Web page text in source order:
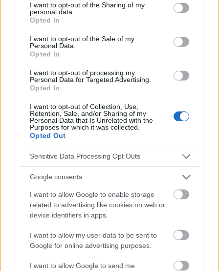
not limited to your visit or usage behaviour. You may click to
grant or deny consent to Google and its third-party tags to
use your data for below specified purposes in below Google
consent section.
I want to opt-out of the Sharing of my
personal data.
Opted In
I want to opt-out of the Sale of my
Personal Data.
Opted In
I want to opt-out of processing my
Personal Data for Targeted Advertising.
Opted In
I want to opt-out of Collection, Use,
Retention, Sale, and/or Sharing of my
Personal Data that Is Unrelated with the
Purposes for which it was collected.
Opted Out
Sensitive Data Processing Opt Outs
Google consents
I want to allow Google to enable storage
related to advertising like cookies on web or
device identifiers in apps.
I want to allow my user data to be sent to
Google for online advertising purposes.
I want to allow Google to send me
Quellen
Wydawnictwo Lekarskie PZWL, Warszawa 2012, Rogulska A.:
Postępowanie dietetyczne w niedożywieniu, Wydawnictwo
Lekarskie PZWL, Warszawa 2011.
Bildungs- und Informationszwecken. Der Herausgeber und die
Redaktion der Website sind nicht für die Ergebnisse ihrer
Anwendung verantwortlich. Bevor Sie Ratschläge oder Tipps auf
der Website verwenden, ist es unbedingt erforderlich, einen Arzt
zu konsultieren.
Werbung: